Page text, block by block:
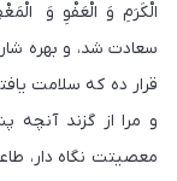
الْكَرَمِ وَ الْعَفْوِ وَ
سعادت شد، و بهره
قرار ده كه سلامت
و مرا از گزند آنچه
معصيتت نگاه دار،